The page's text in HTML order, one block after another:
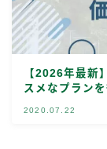
【2026年最
スメなプラン
2020.07.22